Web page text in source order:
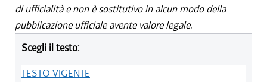
di ufficialità e non è sostitutivo in alcun modo della
pubblicazione ufficiale avente valore legale.
Scegli il testo:
TESTO VIGENTE